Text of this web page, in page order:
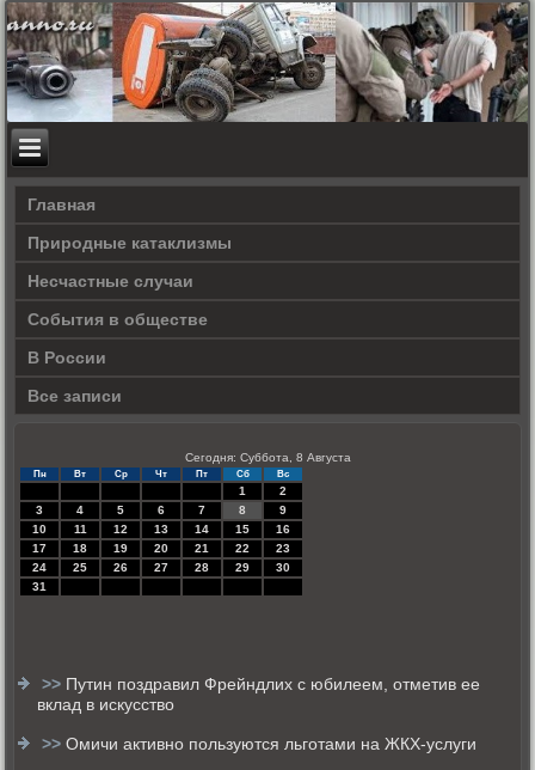
Главная
Природные катаклизмы
Несчастные случаи
События в обществе
В России
Все записи
Сегодня: Суббота, 8 Августа
Пн Вт Ср Чт Пт Сб Вс
1
2
3
4 5 6 7 8
9
10
11 12 13 14 15
16
17
18 19 20 21 22
23
24
25 26 27 28 29
30
31
>> Путин поздравил Фрейндлих с юбилеем, отметив ее
вклад в искусство
>>Омичи активно пользуются льготами на ЖКХ-услуги